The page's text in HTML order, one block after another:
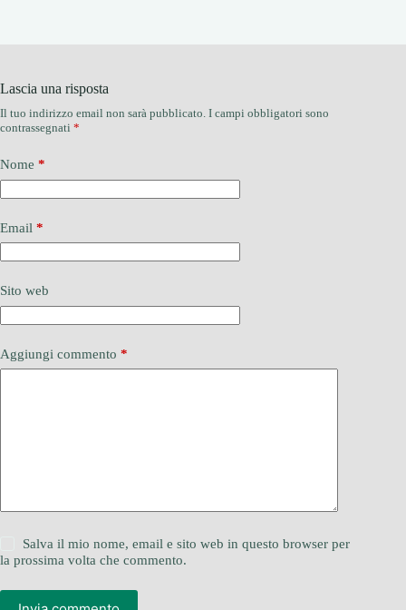
Lascia una risposta
Il tuo indirizzo email non sarà pubblicato. I campi obbligatori sono
contrassegnati *
Nome *
Email *
Sito web
Aggiungi commento *
Salva il mio nome, email e sito web in questo browser per
la prossima volta che commento.